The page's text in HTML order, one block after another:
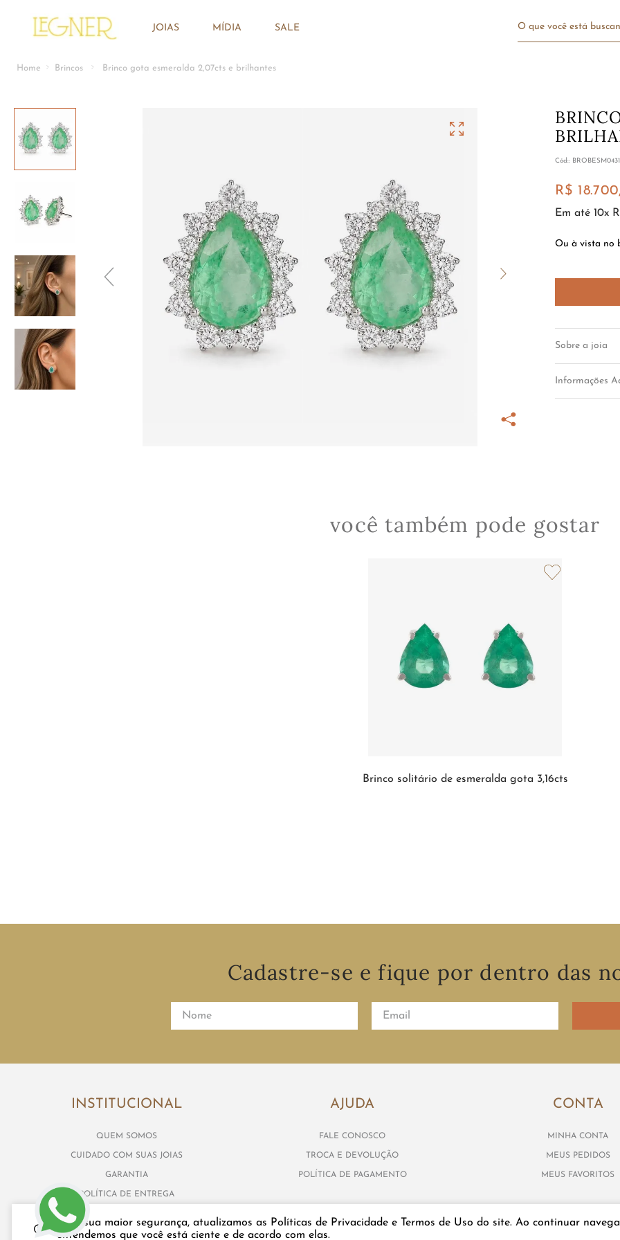
Para sua maior segurança, atualizamos as Políticas de Privacidade e Termos de Uso do site. Ao continuar
entendemos que você está ciente e de acordo com elas.
JOIAS MÍDIA SALE
Brincos Brinco gota esmeralda 2,07cts e brilhantes
:
R$ 18.700
Em até10x
Ou à vista no
Sobre a joia
Informações
você também pode gostar
Brinco solitário de esmeralda gota 3,16cts
Cadastre-se e fique por dentro das
INSTITUCIONAL
QUEM SOMOS
CUIDADO COM SUAS JOIAS
GARANTIA
POLÍTICA DE ENTREGA
SEGURANÇA E PRIVACIDADE
AJUDA
FALE CONOSCO
TROCA E DEVOLUÇÃO
POLÍTICA DE PAGAMENTO
CONTA
MINHA CONTA
MEUS PEDIDOS
MEUS FAVORITOS